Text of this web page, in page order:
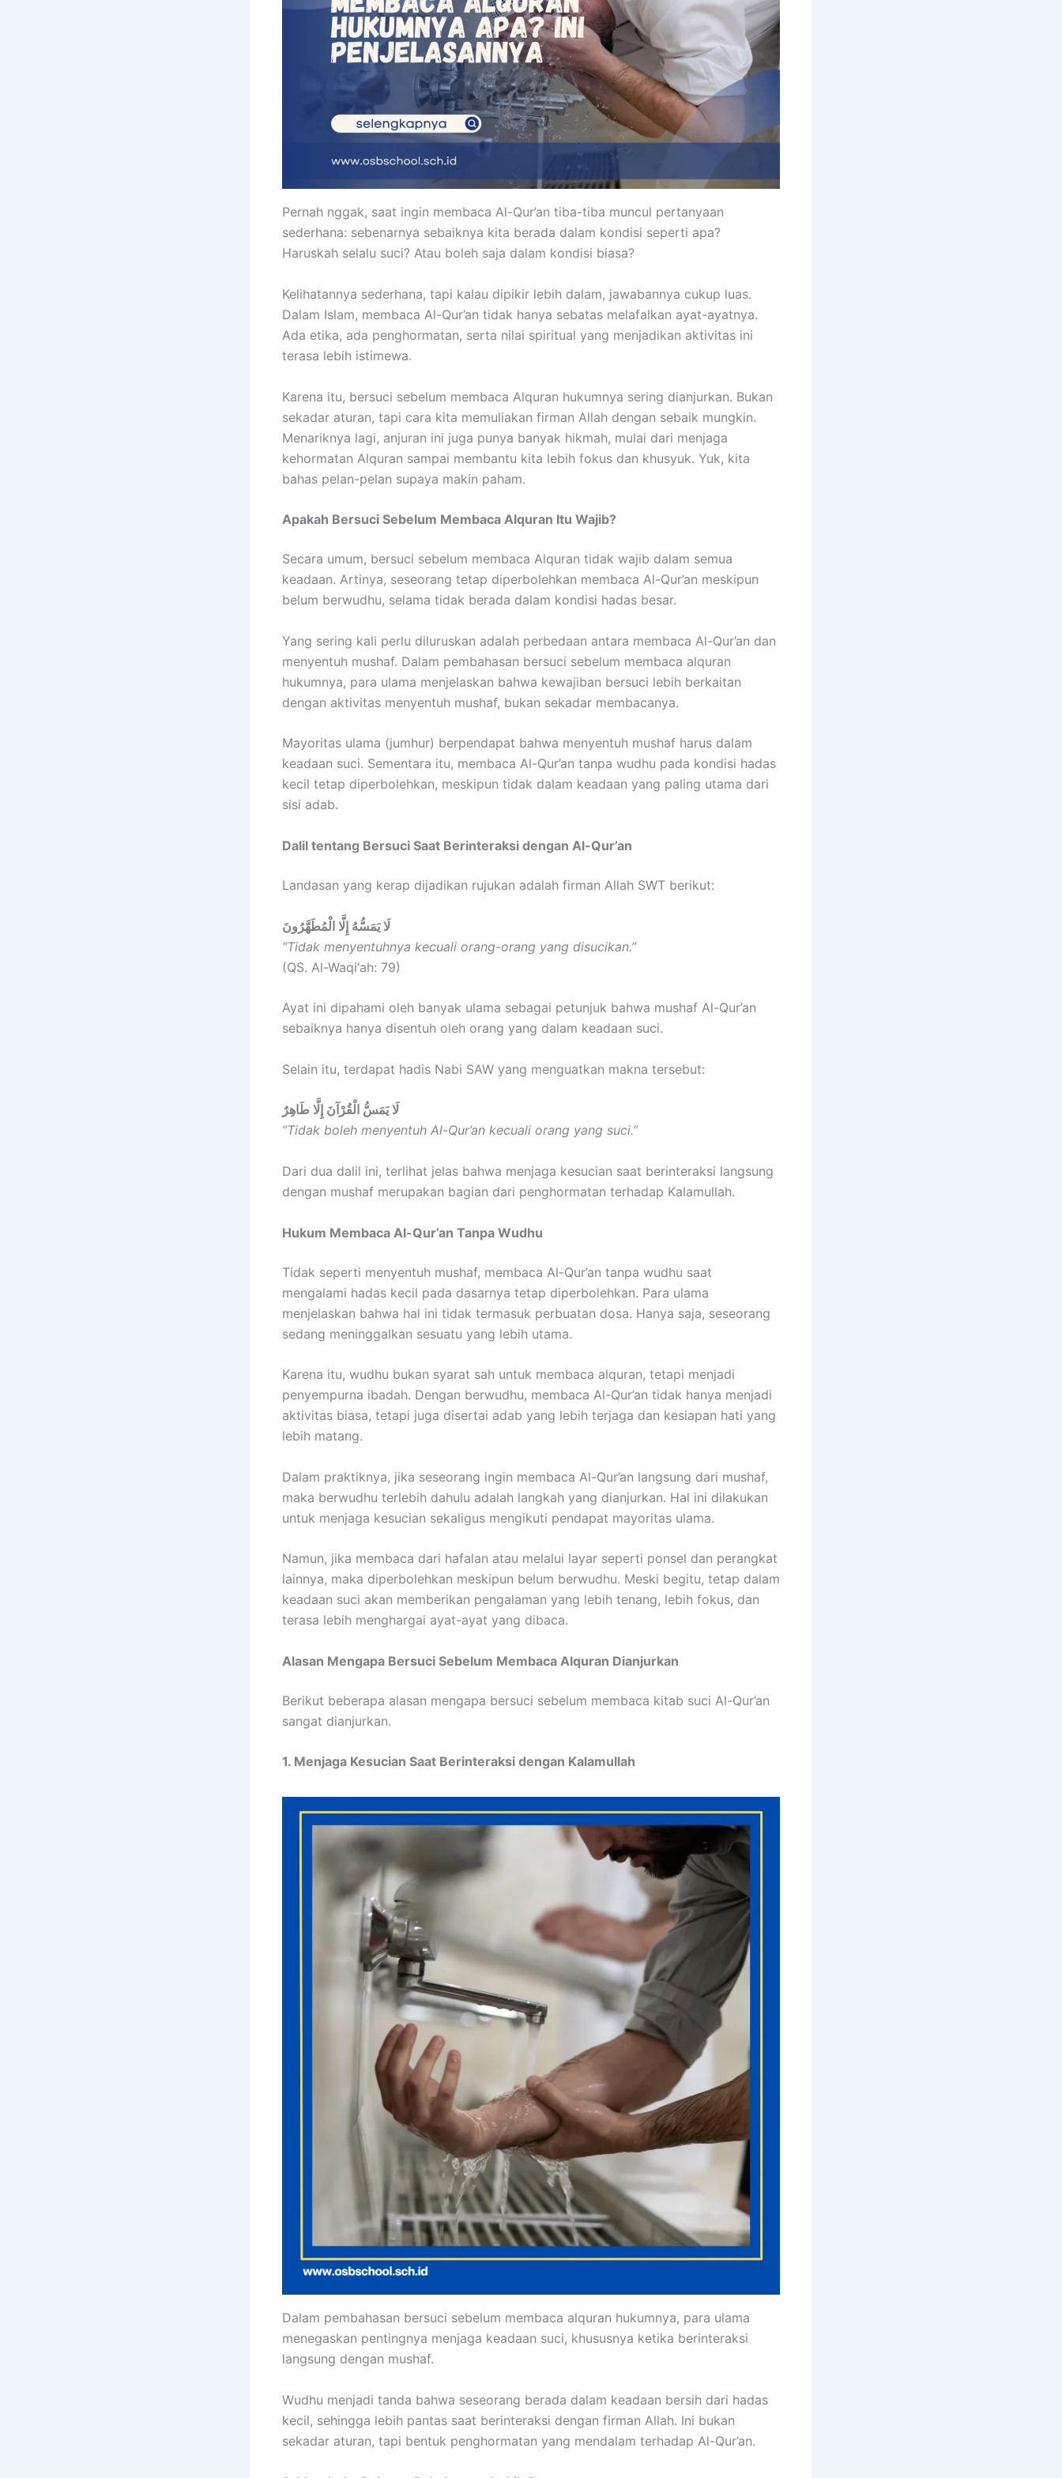
Pernah nggak, saat ingin membaca Al-Qur’an tiba-tiba muncul pertanyaan
sederhana: sebenarnya sebaiknya kita berada dalam kondisi seperti apa?
Haruskah selalu suci? Atau boleh saja dalam kondisi biasa?
Kelihatannya sederhana, tapi kalau dipikir lebih dalam, jawabannya cukup luas.
Dalam Islam, membaca Al-Qur’an tidak hanya sebatas melafalkan ayat-ayatnya.
Ada etika, ada penghormatan, serta nilai spiritual yang menjadikan aktivitas ini
terasa lebih istimewa.
Karena itu, bersuci sebelum membaca Alquran hukumnya sering dianjurkan. Bukan
sekadar aturan, tapi cara kita memuliakan firman Allah dengan sebaik mungkin.
Menariknya lagi, anjuran ini juga punya banyak hikmah, mulai dari menjaga
kehormatan Alquran sampai membantu kita lebih fokus dan khusyuk. Yuk, kita
bahas pelan-pelan supaya makin paham.
Apakah Bersuci Sebelum Membaca Alquran Itu Wajib?
Secara umum, bersuci sebelum membaca Alquran tidak wajib dalam semua
keadaan. Artinya, seseorang tetap diperbolehkan membaca Al-Qur’an meskipun
belum berwudhu, selama tidak berada dalam kondisi hadas besar.
Yang sering kali perlu diluruskan adalah perbedaan antara membaca Al-Qur’an dan
menyentuh mushaf. Dalam pembahasan bersuci sebelum membaca alquran
hukumnya, para ulama menjelaskan bahwa kewajiban bersuci lebih berkaitan
dengan aktivitas menyentuh mushaf, bukan sekadar membacanya.
Mayoritas ulama (jumhur) berpendapat bahwa menyentuh mushaf harus dalam
keadaan suci. Sementara itu, membaca Al-Qur’an tanpa wudhu pada kondisi hadas
kecil tetap diperbolehkan, meskipun tidak dalam keadaan yang paling utama dari
sisi adab.
Dalil tentang Bersuci Saat Berinteraksi dengan Al-Qur’an
Landasan yang kerap dijadikan rujukan adalah firman Allah SWT berikut:
لَا يَمَسُّهُ إِلَّا الْمُطَهَّرُونَ
“Tidak menyentuhnya kecuali orang-orang yang disucikan.”
(QS. Al-Waqi‘ah: 79)
Ayat ini dipahami oleh banyak ulama sebagai petunjuk bahwa mushaf Al-Qur’an
sebaiknya hanya disentuh oleh orang yang dalam keadaan suci.
Selain itu, terdapat hadis Nabi SAW yang menguatkan makna tersebut:
لَا يَمَسُّ الْقُرْآنَ إِلَّا طَاهِرٌ
“Tidak boleh menyentuh Al-Qur’an kecuali orang yang suci.”
Dari dua dalil ini, terlihat jelas bahwa menjaga kesucian saat berinteraksi langsung
dengan mushaf merupakan bagian dari penghormatan terhadap Kalamullah.
Hukum Membaca Al-Qur’an Tanpa Wudhu
Tidak seperti menyentuh mushaf, membaca Al-Qur’an tanpa wudhu saat
mengalami hadas kecil pada dasarnya tetap diperbolehkan. Para ulama
menjelaskan bahwa hal ini tidak termasuk perbuatan dosa. Hanya saja, seseorang
sedang meninggalkan sesuatu yang lebih utama.
Karena itu, wudhu bukan syarat sah untuk membaca alquran, tetapi menjadi
penyempurna ibadah. Dengan berwudhu, membaca Al-Qur’an tidak hanya menjadi
aktivitas biasa, tetapi juga disertai adab yang lebih terjaga dan kesiapan hati yang
lebih matang.
Dalam praktiknya, jika seseorang ingin membaca Al-Qur’an langsung dari mushaf,
maka berwudhu terlebih dahulu adalah langkah yang dianjurkan. Hal ini dilakukan
untuk menjaga kesucian sekaligus mengikuti pendapat mayoritas ulama.
Namun, jika membaca dari hafalan atau melalui layar seperti ponsel dan perangkat
lainnya, maka diperbolehkan meskipun belum berwudhu. Meski begitu, tetap dalam
keadaan suci akan memberikan pengalaman yang lebih tenang, lebih fokus, dan
terasa lebih menghargai ayat-ayat yang dibaca.
Alasan Mengapa Bersuci Sebelum Membaca Alquran Dianjurkan
Berikut beberapa alasan mengapa bersuci sebelum membaca kitab suci Al-Qur’an
sangat dianjurkan.
1. Menjaga Kesucian Saat Berinteraksi dengan Kalamullah
Dalam pembahasan bersuci sebelum membaca alquran hukumnya, para ulama
menegaskan pentingnya menjaga keadaan suci, khususnya ketika berinteraksi
langsung dengan mushaf.
Wudhu menjadi tanda bahwa seseorang berada dalam keadaan bersih dari hadas
kecil, sehingga lebih pantas saat berinteraksi dengan firman Allah. Ini bukan
sekadar aturan, tapi bentuk penghormatan yang mendalam terhadap Al-Qur’an.